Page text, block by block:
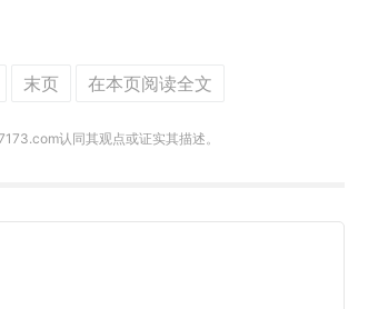
末页 在本页阅读全文
认同其观点或证实其描述。